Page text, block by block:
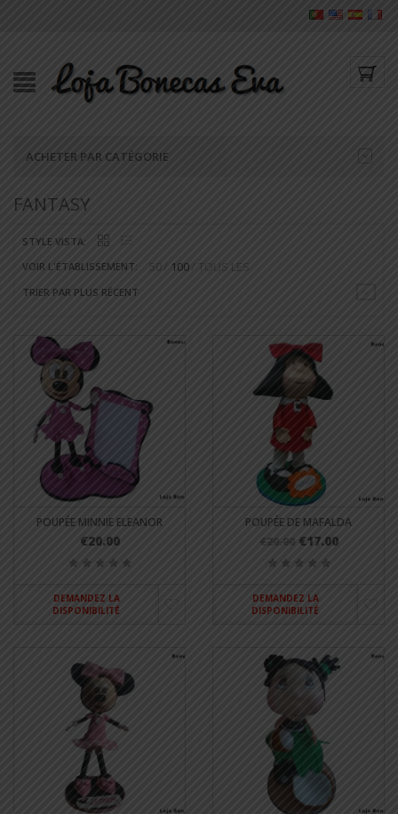
ACHETER PAR CATÉGORIE
FANTASY
STYLE VISTA:
VOIR L'ÉTABLISSEMENT:
50 100 TOUS LES
TRIER PAR PLUS RÉCENT
POUPÉE MINNIE ELEANOR
€20.00
DEMANDEZ LA
DISPONIBILITÉ
POUPÉE DE MAFALDA
€20.00 €17.00
DEMANDEZ LA
DISPONIBILITÉ